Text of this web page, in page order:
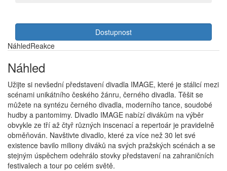
Dostupnost
NáhledReakce
Náhled
Užijte si nevšední představení divadla IMAGE, které je stálicí mezi
scénami unikátního českého žánru, černého divadla. Těšit se
můžete na syntézu černého divadla, moderního tance, soudobé
hudby a pantomimy. Divadlo IMAGE nabízí divákům na výběr
obvykle ze tří až čtyř různých inscenací a repertoár je pravidelně
obměňován. Navštivte divadlo, které za více než 30 let své
existence bavilo miliony diváků na svých pražských scénách a se
stejným úspěchem odehrálo stovky představení na zahraničních
festivalech a tour po celém světě.